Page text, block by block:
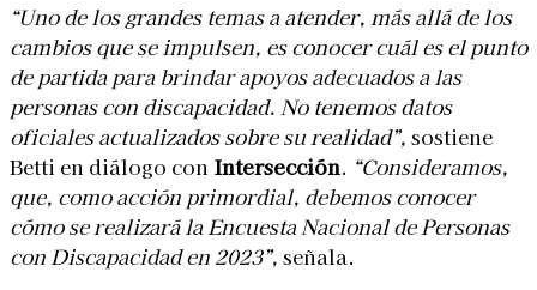
“Uno de los grandes temas a atender, más allá de los
cambios que se impulsen, es conocer cuál es el punto
de partida para brindar apoyos adecuados a las
personas con discapacidad. No tenemos datos
oficiales actualizados sobre su realidad”, sostiene
Betti en diálogo con Intersección. “Consideramos,
que, como acción primordial, debemos conocer
cómo se realizará la Encuesta Nacional de Personas
con Discapacidad en 2023”, señala.